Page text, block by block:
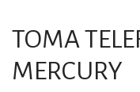
TOMA
MERCURY